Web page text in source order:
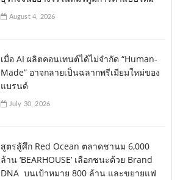
August 4, 2026
เมื่อ AI ผลิตคอนเทนต์ได้ไม่จำกัด “Human-
Made” อาจกลายเป็นฉลากพรีเมียมใหม่ของ
แบรนด์
July 30, 2026
สูตรสู้ศึก Red Ocean ตลาดชานม 6,000
ล้าน ‘BEARHOUSE’ เลือกชนะด้วย Brand
DNA บนเป้าหมาย 800 ล้าน และขยายแฟ